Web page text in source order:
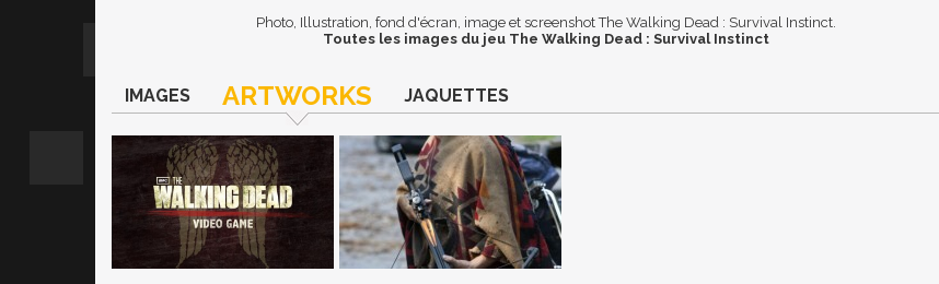
Photo, Illustration, fond d'écran, image et screenshot The Walking Dead : Survival Instinct.
Toutes les images du jeu The Walking Dead : Survival Instinct
IMAGES ARTWORKS JAQUETTES